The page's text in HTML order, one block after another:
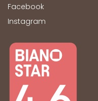
Facebook
Instagram